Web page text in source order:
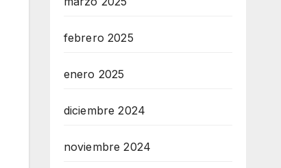
febrero 2025
enero 2025
diciembre 2024
noviembre 2024